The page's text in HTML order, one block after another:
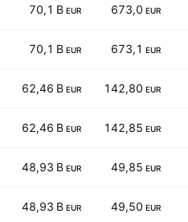
70,1 B EUR 673,0 EUR
70,1 B EUR 673,1 EUR
62,46 B EUR 142,80 EUR
62,46 B EUR 142,85 EUR
48,93 B EUR 49,85 EUR
48,93 B EUR 49,50 EUR